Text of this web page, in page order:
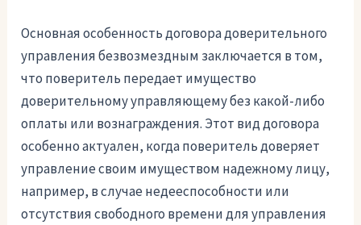
Основная особенность договора доверительного
управления безвозмездным заключается в том,
что поверитель передает имущество
доверительному управляющему без какой-либо
оплаты или вознаграждения. Этот вид договора
особенно актуален, когда поверитель доверяет
управление своим имуществом надежному лицу,
например, в случае недееспособности или
отсутствия свободного времени для управления